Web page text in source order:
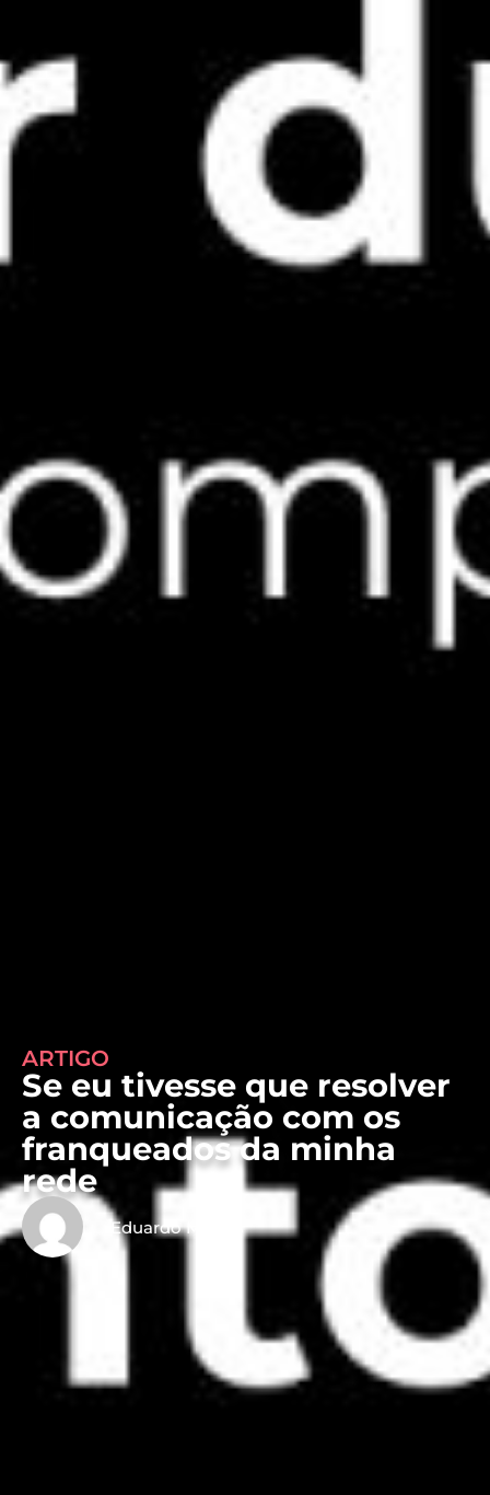
ARTIGO
Se eu tivesse que resolver
a comunicação com os
franqueados da minha
rede
Eduardo Mattos